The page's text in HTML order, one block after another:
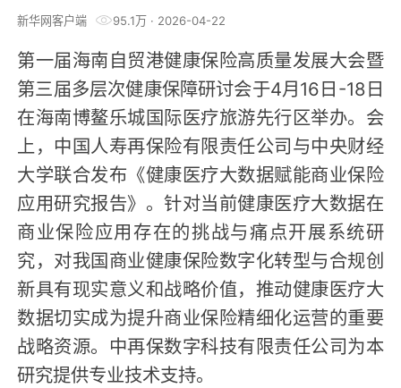
新华网客户端 95.1万· 2026-04-22
第一届海南自贸港健康保险高质量发展大会暨
第三届多层次健康保障研讨会于4月16日-18日
在海南博鳌乐城国际医疗旅游先行区举办。会
上，中国人寿再保险有限责任公司与中央财经
大学联合发布《健康医疗大数据赋能商业保险
应用研究报告》。针对当前健康医疗大数据在
商业保险应用存在的挑战与痛点开展系统研
究，对我国商业健康保险数字化转型与合规创
新具有现实意义和战略价值，推动健康医疗大
数据切实成为提升商业保险精细化运营的重要
战略资源。中再保数字科技有限责任公司为本
研究提供专业技术支持。